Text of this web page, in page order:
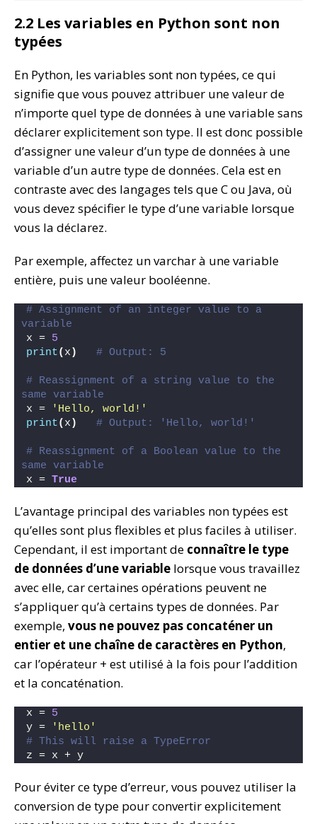
2.2 Les variables en Python sont non
typées
En Python, les variables sont non typées, ce qui
signifie que vous pouvez attribuer une valeur de
n’importe quel type de données à une variable sans
déclarer explicitement son type. Il est donc possible
d’assigner une valeur d’un type de données à une
variable d’un autre type de données. Cela est en
contraste avec des langages tels que C ou Java, où
vous devez spécifier le type d’une variable lorsque
vous la déclarez.
Par exemple, affectez un varchar à une variable
entière, puis une valeur booléenne.
# Assignment of an integer value to a
variable
x = 5
print( x ) # Output: 5
# Reassignment of a string value to the
same variable
x =
'Hello, world!'
print( x ) # Output: 'Hello, world!'
# Reassignment of a Boolean value to the
same variable
x = True
L’avantage principal des variables non typées est
qu’elles sont plus flexibles et plus faciles à utiliser.
Cependant, il est important de connaître le type
de données d’une variable lorsque vous travaillez
avec elle, car certaines opérations peuvent ne
s’appliquer qu’à certains types de données. Par
exemple, vous ne pouvez pas concaténer un
entier et une chaîne de caractères en Python,
car l’opérateur + est utilisé à la fois pour l’addition
et la concaténation.
x = 5
y =
'hello'
# This will raise a TypeError
z = x + y
Pour éviter ce type d’erreur, vous pouvez utiliser la
conversion de type pour convertir explicitement